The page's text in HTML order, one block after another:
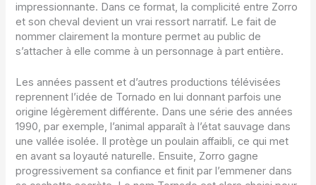
impressionnante. Dans ce format, la complicité entre Zorro
et son cheval devient un vrai ressort narratif. Le fait de
nommer clairement la monture permet au public de
s’attacher à elle comme à un personnage à part entière.
Les années passent et d’autres productions télévisées
reprennent l’idée de Tornado en lui donnant parfois une
origine légèrement différente. Dans une série des années
1990, par exemple, l’animal apparaît à l’état sauvage dans
une vallée isolée. Il protège un poulain affaibli, ce qui met
en avant sa loyauté naturelle. Ensuite, Zorro gagne
progressivement sa confiance et finit par l’emmener dans